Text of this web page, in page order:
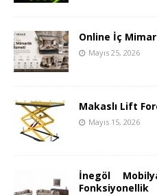
Online İç
Mayıs 25, 2026
Makaslı Lift
Mayıs 15, 2026
İnegöl
Fonksiyonellik